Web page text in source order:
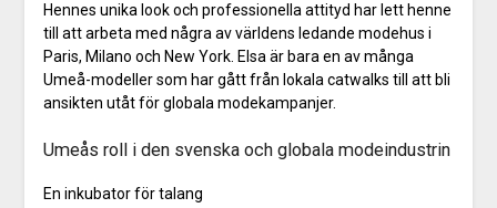
Hennes unika look och professionella attityd har lett henne
till att arbeta med några av världens ledande modehus i
Paris, Milano och New York. Elsa är bara en av många
Umeå-modeller som har gått från lokala catwalks till att bli
ansikten utåt för globala modekampanjer.
Umeås roll i den svenska och globala modeindustrin
En inkubator för talang